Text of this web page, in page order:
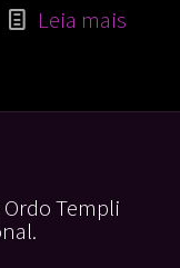
Leia mais
Templi